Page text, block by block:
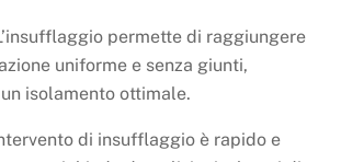
permette di raggiungere
uniforme e senza giunti,
isolamento ottimale.
di insufflaggio è rapido e